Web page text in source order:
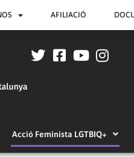
AFILIACIÓ
Acció Feminista LGTBIQ+